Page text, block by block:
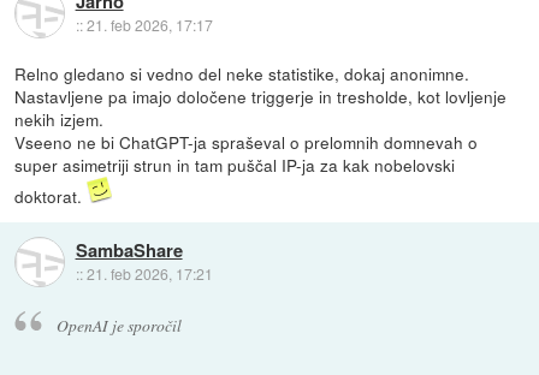
::21. feb 2026, 17:17
Relno gledano si vedno del neke statistike, dokaj anonimne.
Nastavljene pa imajo določene triggerje in tresholde, kot lovljenje
nekih izjem.
Vseeno ne bi ChatGPT-ja spraševal o prelomnih domnevah o
super asimetriji strun in tam puščal IP-ja za kak nobelovski
doktorat.
SambaShare
::21. feb 2026, 17:21
OpenAI je sporočil